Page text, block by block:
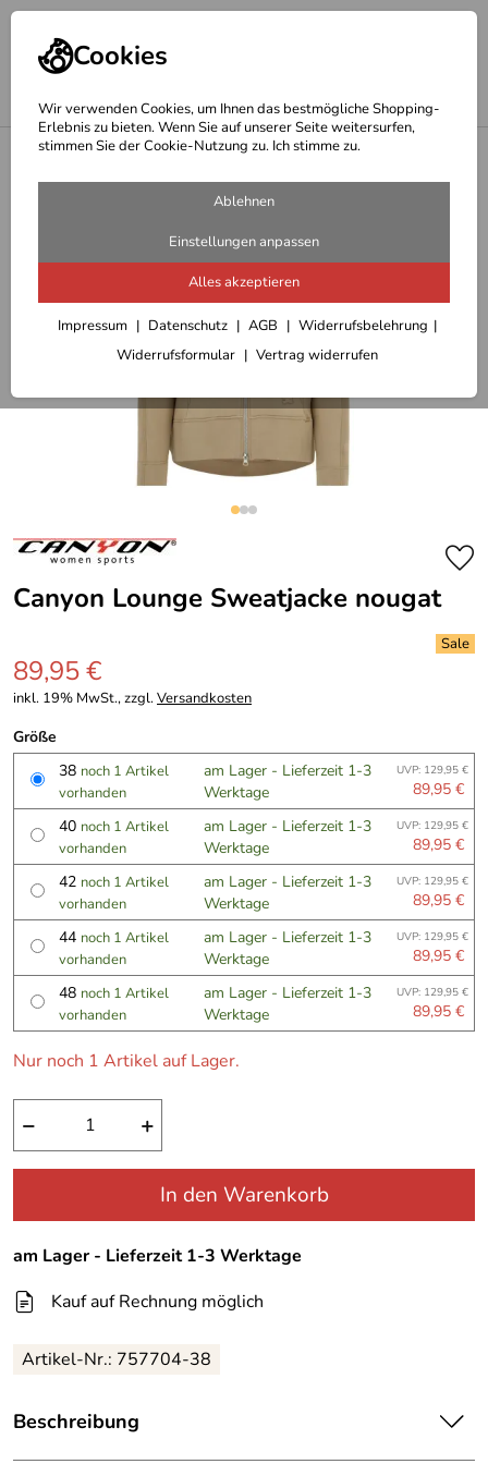
Cookies
Wir verwenden Cookies, um Ihnen das bestmögliche Shopping-
Erlebnis zu bieten. Wenn Sie auf unserer Seite weitersurfen,
stimmen Sie der Cookie-Nutzung zu. Ich stimme zu.
Ablehnen
Einstellungen anpassen
Alles akzeptieren
Impressum Datenschutz AGB
Widerrufsbelehrung
Widerrufsformular
Vertrag widerrufen
Outdoor Jacken Damen u. Winterjacken
Canyon Lounge Sweatjacke nougat
89,95 €
inkl. 19% MwSt., zzgl.Versandkosten
Größe
38 noch 1 Artikel
vorhanden
am Lager - Lieferzeit 1-3
Werktage
UVP: 129,95 €
89,95 €
40 noch 1 Artikel
vorhanden
am Lager - Lieferzeit 1-3
Werktage
UVP: 129,95 €
89,95 €
42 noch 1 Artikel
vorhanden
am Lager - Lieferzeit 1-3
Werktage
UVP: 129,95 €
89,95 €
44 noch 1 Artikel
vorhanden
am Lager - Lieferzeit 1-3
Werktage
UVP: 129,95 €
89,95 €
48 noch 1 Artikel
vorhanden
am Lager - Lieferzeit 1-3
Werktage
UVP: 129,95 €
89,95 €
Nur noch 1 Artikel auf Lager.
− +
In den Warenkorb
am Lager - Lieferzeit 1-3 Werktage
Kauf auf Rechnung möglich
Artikel-Nr.: 757704-38
Beschreibung